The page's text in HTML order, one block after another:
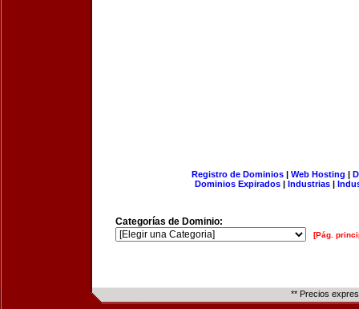
Registro de Dominios| Web Hosting |
Dominios Expirados | Industrias |
Categorías de Dominio:
[Pág.
** Precios